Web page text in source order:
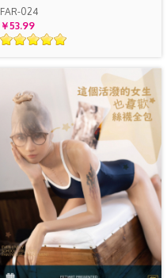
FAR-024
￥53.99